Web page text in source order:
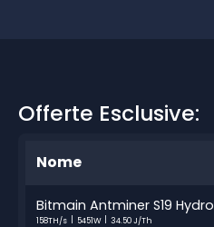
Offerte Esclusive:
Nome
Bitmain Antminer S19 Hydro
158TH/s 5451W 34.50 J/Th